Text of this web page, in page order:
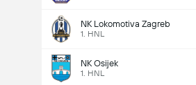
NK Lokomotiva Zagreb
1. HNL
NK Osijek
1. HNL